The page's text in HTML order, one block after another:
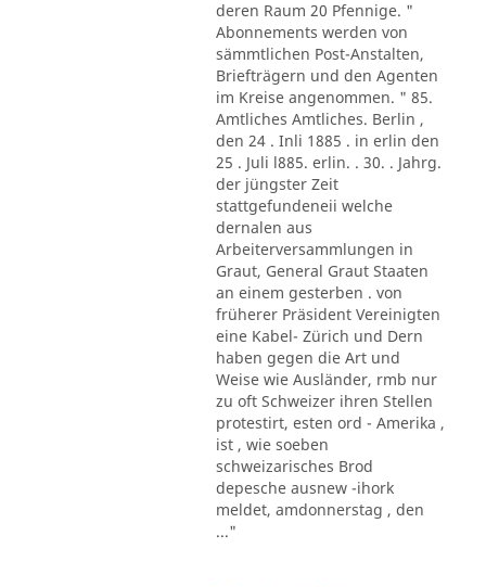
deren Raum 20 Pfennige. "
Abonnements werden von
sämmtlichen Post-Anstalten,
Briefträgern und den Agenten
im Kreise angenommen. " 85.
Amtliches Amtliches. Berlin ,
den 24 . Inli 1885 . in erlin den
25 . Juli l885. erlin. . 30. . Jahrg.
der jüngster Zeit
stattgefundeneii welche
dernalen aus
Arbeiterversammlungen in
Graut, General Graut Staaten
an einem gesterben . von
früherer Präsident Vereinigten
eine Kabel- Zürich und Dern
haben gegen die Art und
Weise wie Ausländer, rmb nur
zu oft Schweizer ihren Stellen
protestirt, esten ord - Amerika ,
ist , wie soeben
schweizarisches Brod
depesche ausnew -ihork
meldet, amdonnerstag , den
..."